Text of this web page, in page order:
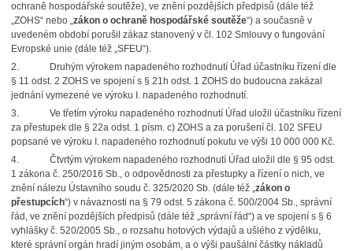
ochraně hospodářské soutěže), ve znění pozdějších předpisů (dále též
„ZOHS“ nebo „zákon o ochraně hospodářské soutěže“) a současně v
uvedeném období porušil zákaz stanovený v čl. 102 Smlouvy o fungování
Evropské unie (dále též „SFEU“).
2. Druhým výrokem napadeného rozhodnutí Úřad účastníku řízení dle
§ 11 odst. 2 ZOHS ve spojení s § 21h odst. 1 ZOHS do budoucna zakázal
jednání vymezené ve výroku I. napadeného rozhodnutí.
3. Ve třetím výroku napadeného rozhodnutí Úřad uložil účastníku řízení
za přestupek dle § 22a odst. 1 písm. c) ZOHS a za porušení čl. 102 SFEU
popsané ve výroku I. napadeného rozhodnutí pokutu ve výši 10 000 000 Kč.
4. Čtvrtým výrokem napadeného rozhodnutí Úřad uložil dle § 95 odst.
1 zákona č. 250/2016 Sb., o odpovědnosti za přestupky a řízení o nich, ve
znění nálezu Ústavního soudu č. 325/2020 Sb. (dále též „zákon o
přestupcích“) v návaznosti na § 79 odst. 5 zákona č. 500/2004 Sb., správní
řád, ve znění pozdějších předpisů (dále též „správní řád“) a ve spojení s § 6
vyhlášky č. 520/2005 Sb., o rozsahu hotových výdajů a ušlého z výdělku,
které správní orgán hradí jiným osobám, a o výši paušální částky nákladů